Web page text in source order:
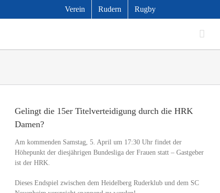
Verein Rudern Rugby
Bild
Gelingt die 15er Titelverteidigung durch die HRK
Damen?
Am kommenden Samstag, 5. April um 17:30 Uhr findet der
Höhepunkt der diesjährigen Bundesliga der Frauen statt – Gastgeber
ist der HRK.
Dieses Endspiel zwischen dem Heidelberg Ruderklub und dem SC